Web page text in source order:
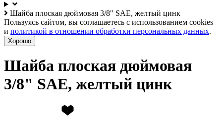
Шайба плоская дюймовая 3/8" SAE, желтый цинк
Пользуясь сайтом, вы соглашаетесь с использованием cookies
и политикой в отношении обработки персональных данных.
Хорошо
Шайба плоская дюймовая
3/8" SAE, желтый цинк